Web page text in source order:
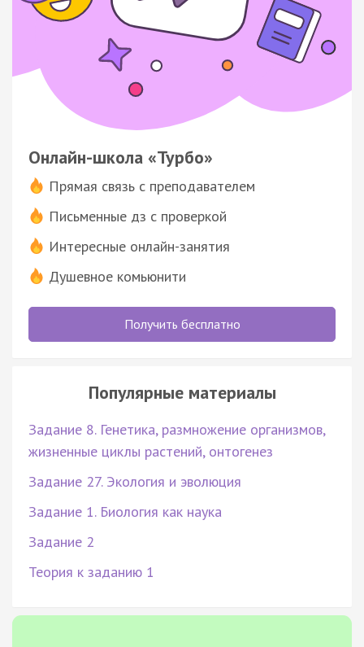
Онлайн-школа «Турбо»
Прямая связь с преподавателем
Письменные дз с проверкой
Интересные онлайн-занятия
Душевное комьюнити
Получить бесплатно
Популярные материалы
Задание 8. Генетика, размножение организмов,
жизненные циклы растений, онтогенез
Задание 27. Экология и эволюция
Задание 1. Биология как наука
Задание 2
Теория к заданию 1